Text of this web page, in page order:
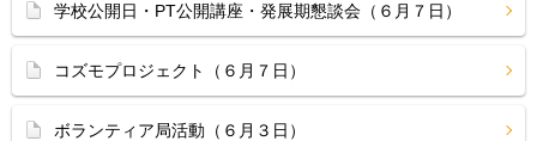
学校公開日・PT公開講座・発展期懇談会（６月７日）
コズモプロジェクト（６月７日）
ボランティア局活動（６月３日）